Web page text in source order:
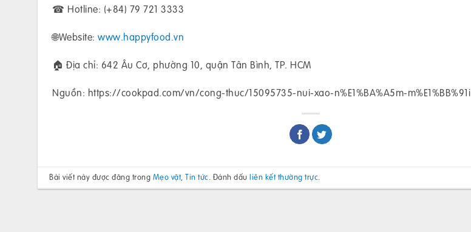
☎ Hotline: (+84) 79 721 3333
🌐Website: www.happyfood.vn
🏠 Địa chỉ: 642 Âu Cơ, phường 10, quận Tân Bình, TP. HCM
Nguồn: https://cookpad.com/vn/cong-thuc/15095735-nui-xao-n%E1%BA%A5m-m%E1%BB%91i
Bài viết này được đăng trong Mẹo vặt,Tin tức. Đánh dấuliên kết thường trực.